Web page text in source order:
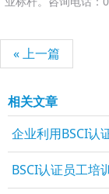
« 上一篇
相关文章
企业利用BSCI认
BSCI认证员工培